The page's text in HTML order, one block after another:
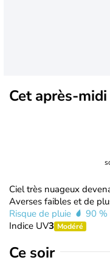
Cet après-midi
Ciel très nuageux
Averses faibles et de
Risque de pluie
90 %
Indice UV3 Modéré
Ce soir